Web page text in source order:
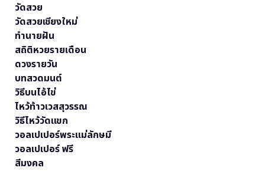
วัดสวย
วัดสวยเชียงใหม่
ทำนายฝัน
สถิติหวยรายเดือน
ดวงรายวัน
บทสวดมนต์
วิธีบนไอ้ไข่
ไหว้ท้าวเวสสุวรรณ
วิธีไหว้วัดแขก
วอลเปเปอร์พระแม่ลักษมี
วอลเปเปอร์ ฟรี
สีมงคล